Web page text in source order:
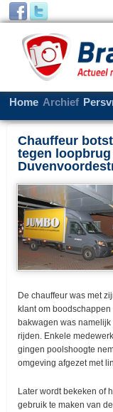
Home Archief
Chauffeur
tegen loopbrug
De chauffeur was met
klant om
bakwagen was
rijden. Enkele
gingen poolshoogte
omgeving afgezet met
Later wordt bekeken of
gebruik te maken van